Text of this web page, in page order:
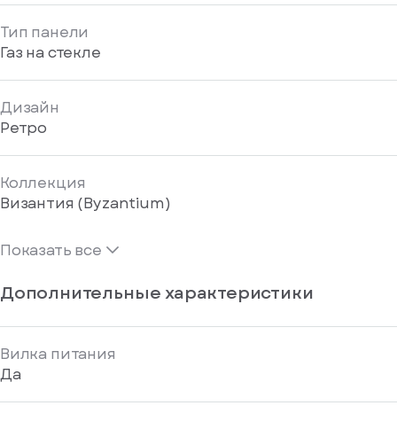
Тип панели
Газ на стекле
Дизайн
Ретро
Коллекция
Византия (Byzantium)
Показать все
Дополнительные характеристики
Вилка питания
Да